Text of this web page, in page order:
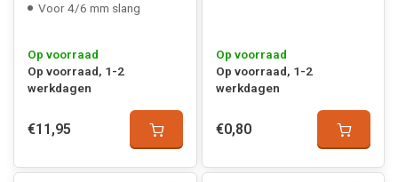
Voor 4/6 mm slang
Op voorraad
Op voorraad, 1-2
werkdagen
€11,95
Op voorraad
Op voorraad, 1-2
werkdagen
€0,80